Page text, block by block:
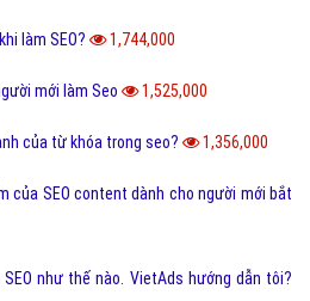
làm SEO? 1,744,000
mới làm Seo 1,525,000
của từ khóa trong seo? 1,356,000
của SEO content dành cho người mới bắt
như thế nào. VietAds hướng dẫn tôi?